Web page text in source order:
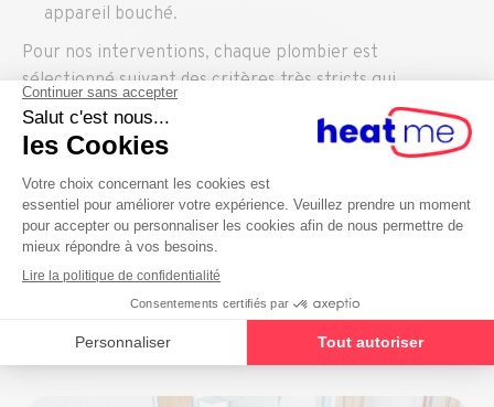
appareil bouché.
Pour nos interventions, chaque plombier est
sélectionné suivant des critères très stricts qui
garantissent la qualité du travail qui vous est fourni.
Nous avons à cœur de vous fournir le meilleur service,
toujours que le travail a
été effectué correctement. Aussi,
accompagnons à chaque étape, depuis votre prise de
contact jusqu’à la fin de l’assistance.